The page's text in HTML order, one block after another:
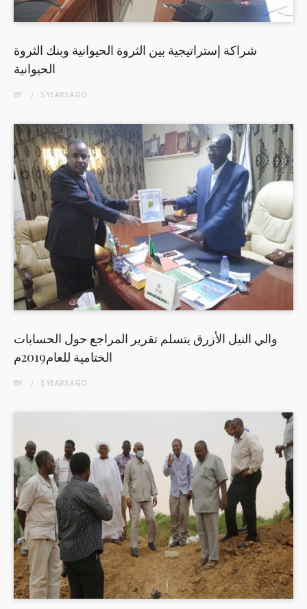
شراكة إستراتيجية بين الثروة الحيوانية وبنك الثروة
الحيوانية
BY 5 YEARSAGO
والي النيل الأزرق يتسلم تقرير المراجع حول الحسابات
الختامية للعام2019م
BY 5 YEARSAGO